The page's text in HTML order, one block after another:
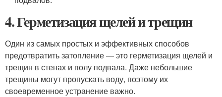
4. Герметизация щелей и трещин
Один из самых простых и эффективных способов
предотвратить затопление — это герметизация щелей и
трещин в стенах и полу подвала. Даже небольшие
трещины могут пропускать воду, поэтому их
своевременное устранение важно.